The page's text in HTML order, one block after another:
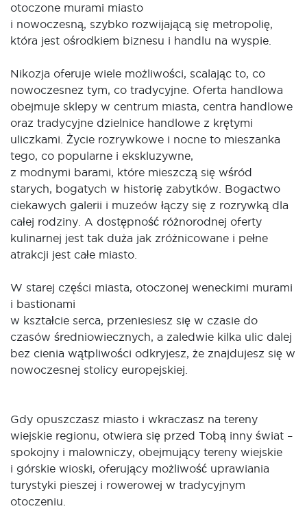
otoczone murami miasto
i nowoczesną, szybko rozwijającą się metropolię,
która jest ośrodkiem biznesu i handlu na wyspie.
Nikozja oferuje wiele możliwości, scalając to, co
nowoczesnez tym, co tradycyjne. Oferta handlowa
obejmuje sklepy w centrum miasta, centra handlowe
oraz tradycyjne dzielnice handlowe z krętymi
uliczkami. Życie rozrywkowe i nocne to mieszanka
tego, co popularne i ekskluzywne,
z modnymi barami, które mieszczą się wśród
starych, bogatych w historię zabytków. Bogactwo
ciekawych galerii i muzeów łączy się z rozrywką dla
całej rodziny. A dostępność różnorodnej oferty
kulinarnej jest tak duża jak zróżnicowane i pełne
atrakcji jest całe miasto.
W starej części miasta, otoczonej weneckimi murami
i bastionami
w kształcie serca, przeniesiesz się w czasie do
czasów średniowiecznych, a zaledwie kilka ulic dalej
bez cienia wątpliwości odkryjesz, że znajdujesz się w
nowoczesnej stolicy europejskiej.
Gdy opuszczasz miasto i wkraczasz na tereny
wiejskie regionu, otwiera się przed Tobą inny świat –
spokojny i malowniczy, obejmujący tereny wiejskie
i górskie wioski, oferujący możliwość uprawiania
turystyki pieszej i rowerowej w tradycyjnym
otoczeniu.